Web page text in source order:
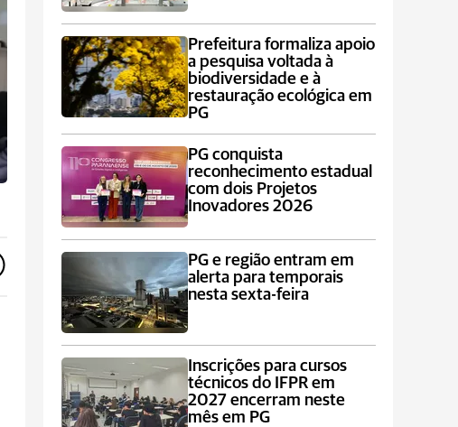
Prefeitura formaliza apoio
a pesquisa voltada à
biodiversidade e à
restauração ecológica em
PG
PG conquista
reconhecimento estadual
com dois Projetos
Inovadores 2026
PG e região entram em
alerta para temporais
nesta sexta-feira
Inscrições para cursos
técnicos do IFPR em
2027 encerram neste
mês em PG